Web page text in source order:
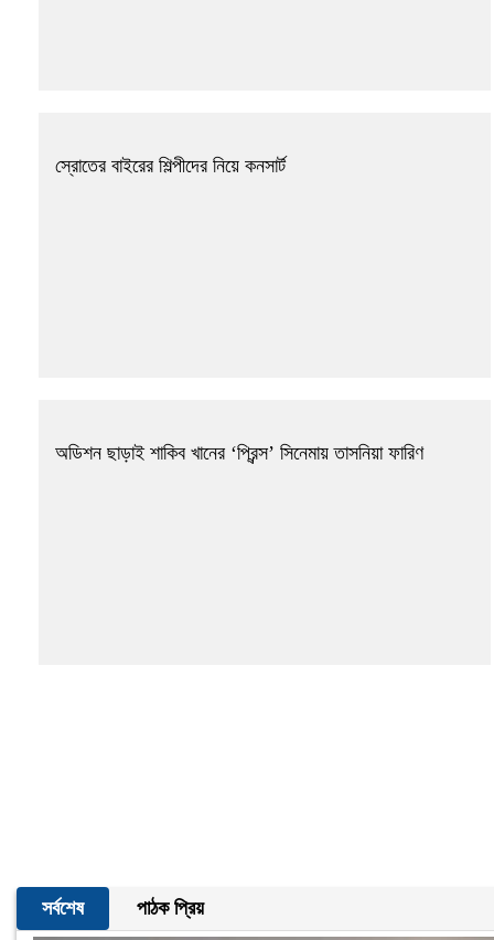
স্রোতের বাইরের শিল্পীদের নিয়ে কনসার্ট
অডিশন ছাড়াই শাকিব খানের ‘প্রিন্স’ সিনেমায় তাসনিয়া ফারিণ
সর্বশেষ পাঠক প্রিয়